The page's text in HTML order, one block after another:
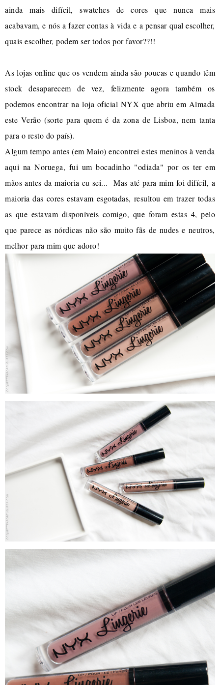
ainda mais difícil, swatches de cores que nunca mais
acabavam, e nós a fazer contas à vida e a pensar qual escolher,
quais escolher, podem ser todos por favor??!!
As lojas online que os vendem ainda são poucas e quando têm
stock desaparecem de vez, felizmente agora também os
podemos encontrar na loja oficial NYX que abriu em Almada
este Verão (sorte para quem é da zona de Lisboa, nem tanta
para o resto do país).
Algum tempo antes (em Maio) encontrei estes meninos à venda
aqui na Noruega, fui um bocadinho "odiada" por os ter em
mãos antes da maioria eu sei... Mas até para mim foi difícil, a
maioria das cores estavam esgotadas, resultou em trazer todas
as que estavam disponíveis comigo, que foram estas 4, pelo
que parece as nórdicas não são muito fãs de nudes e neutros,
melhor para mim que adoro!